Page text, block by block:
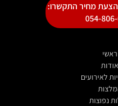
מחיר התקשרו:
054-
ראשי
אודות
לאירועים
נפוצות